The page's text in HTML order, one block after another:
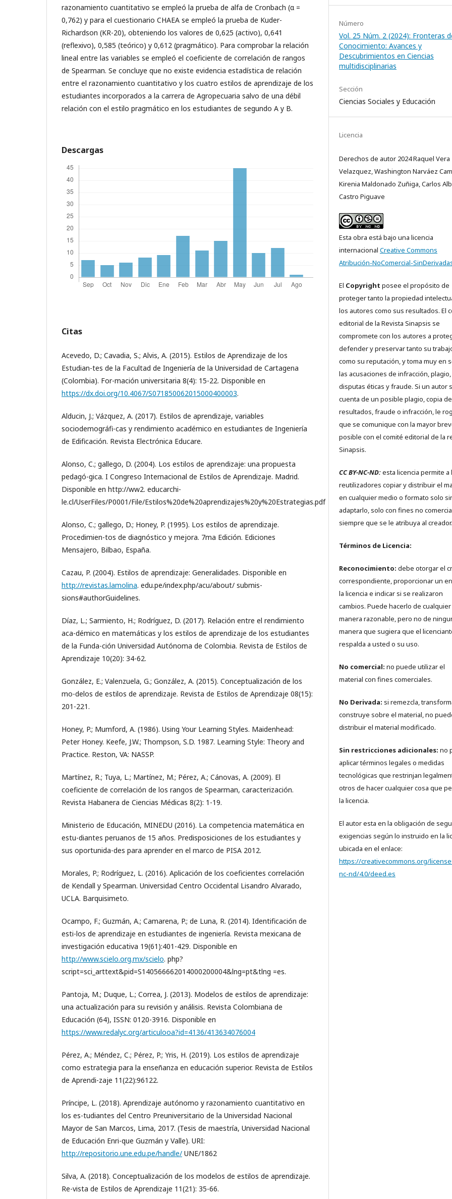
razonamiento cuantitativo se empleó la prueba de alfa de Cronbach (α =
0,762) y para el cuestionario CHAEA se empleó la prueba de Kuder-
Richardson (KR-20), obteniendo los valores de 0,625 (activo), 0,641
(reflexivo), 0,585 (teórico) y 0,612 (pragmático). Para comprobar la relación
lineal entre las variables se empleó el coeficiente de correlación de rangos
de Spearman. Se concluye que no existe evidencia estadística de relación
entre el razonamiento cuantitativo y los cuatro estilos de aprendizaje de los
estudiantes incorporados a la carrera de Agropecuaria salvo de una débil
relación con el estilo pragmático en los estudiantes de segundo A y B.
Descargas
Citas
Acevedo, D.; Cavadia, S.; Alvis, A. (2015). Estilos de Aprendizaje de los
Estudian-tes de la Facultad de Ingeniería de la Universidad de Cartagena
(Colombia). For-mación universitaria 8(4): 15-22. Disponible en
https://dx.doi.org/10.4067/S071850062015000400003.
Alducin, J.; Vázquez, A. (2017). Estilos de aprendizaje, variables
sociodemográfi-cas y rendimiento académico en estudiantes de Ingeniería
de Edificación. Revista Electrónica Educare.
Alonso, C.; gallego, D. (2004). Los estilos de aprendizaje: una propuesta
pedagó-gica. I Congreso Internacional de Estilos de Aprendizaje. Madrid.
Disponible en http://ww2. educarchi-
le.cl/UserFiles/P0001/File/Estilos%20de%20aprendizajes%20y%20Estrategias.pdf
Alonso, C.; gallego, D.; Honey, P. (1995). Los estilos de aprendizaje.
Procedimien-tos de diagnóstico y mejora. 7ma Edición. Ediciones
Mensajero, Bilbao, España.
Cazau, P. (2004). Estilos de aprendizaje: Generalidades. Disponible en
http://revistas.lamolina. edu.pe/index.php/acu/about/ submis-
sions#authorGuidelines.
Díaz, L.; Sarmiento, H.; Rodríguez, D. (2017). Relación entre el rendimiento
aca-démico en matemáticas y los estilos de aprendizaje de los estudiantes
de la Funda-ción Universidad Autónoma de Colombia. Revista de Estilos de
Aprendizaje 10(20): 34-62.
González, E.; Valenzuela, G.; González, A. (2015). Conceptualización de los
mo-delos de estilos de aprendizaje. Revista de Estilos de Aprendizaje 08(15):
201-221.
Honey, P.; Mumford, A. (1986). Using Your Learning Styles. Maidenhead:
Peter Honey. Keefe, J.W.; Thompson, S.D. 1987. Learning Style: Theory and
Practice. Reston, VA: NASSP.
Martínez, R.; Tuya, L.; Martínez, M.; Pérez, A.; Cánovas, A. (2009). El
coeficiente de correlación de los rangos de Spearman, caracterización.
Revista Habanera de Ciencias Médicas 8(2): 1-19.
Ministerio de Educación, MINEDU (2016). La competencia matemática en
estu-diantes peruanos de 15 años. Predisposiciones de los estudiantes y
sus oportunida-des para aprender en el marco de PISA 2012.
Morales, P.; Rodríguez, L. (2016). Aplicación de los coeficientes correlación
de Kendall y Spearman. Universidad Centro Occidental Lisandro Alvarado,
UCLA. Barquisimeto.
Ocampo, F.; Guzmán, A.; Camarena, P.; de Luna, R. (2014). Identificación de
esti-los de aprendizaje en estudiantes de ingeniería. Revista mexicana de
investigación educativa 19(61):401-429. Disponible en
http://www.scielo.org.mx/scielo. php?
script=sci_arttext&pid=S140566662014000200004&lng=pt&tlng =es.
Pantoja, M.; Duque, L.; Correa, J. (2013). Modelos de estilos de aprendizaje:
una actualización para su revisión y análisis. Revista Colombiana de
Educación (64), ISSN: 0120-3916. Disponible en
https://www.redalyc.org/articulooa?id=4136/413634076004
Pérez, A.; Méndez, C.; Pérez, P.; Yris, H. (2019). Los estilos de aprendizaje
como estrategia para la enseñanza en educación superior. Revista de Estilos
de Aprendi-zaje 11(22):96122.
Príncipe, L. (2018). Aprendizaje autónomo y razonamiento cuantitativo en
los es-tudiantes del Centro Preuniversitario de la Universidad Nacional
Mayor de San Marcos, Lima, 2017. (Tesis de maestría, Universidad Nacional
de Educación Enri-que Guzmán y Valle). URI:
http://repositorio.une.edu.pe/handle/ UNE/1862
Silva, A. (2018). Conceptualización de los modelos de estilos de aprendizaje.
Re-vista de Estilos de Aprendizaje 11(21): 35-66.
Número
Vol. 25 Núm. 2 (2024): Fronteras
Conocimiento: Avances y
Descubrimientos en Ciencias
multidisciplinarias
Sección
Ciencias Sociales y Educación
Licencia
Derechos de autor 2024 Raquel Vera
Velazquez, Washington Narváez
Kirenia Maldonado Zuñiga, Carlos
Castro Piguave
Esta obra está bajo una licencia
internacional Creative Commons
Atribución-NoComercial-
El Copyright posee el propósito de
proteger tanto la propiedad
los autores como sus resultados. El
editorial de la Revista Sinapsis se
compromete con los autores a
defender y preservar tanto su
como su reputación, y toma muy en
las acusaciones de infracción, plagio,
disputas éticas y fraude. Si un autor
cuenta de un posible plagio, copia de
resultados, fraude o infracción, le
que se comunique con la mayor
posible con el comité editorial de la
Sinapsis.
CC BY-NC-ND:esta licencia permite a
reutilizadores copiar y distribuir el
en cualquier medio o formato solo
adaptarlo, solo con fines no
siempre que se le atribuya al creador.
Términos de Licencia:
Reconocimiento: debe otorgar el
correspondiente, proporcionar un
la licencia e indicar si se realizaron
cambios. Puede hacerlo de cualquier
manera razonable, pero no de
manera que sugiera que el
respalda a usted o su uso.
No comercial: no puede utilizar el
material con fines comerciales.
No Derivada: si remezcla,
construye sobre el material, no
distribuir el material modificado.
Sin restricciones adicionales: no
aplicar términos legales o medidas
tecnológicas que restrinjan
otros de hacer cualquier cosa que
la licencia.
El autor esta en la obligación de
exigencias según lo instruido en la
ubicada en el enlace:
https://creativecommons.org/
nc-nd/4.0/deed.es